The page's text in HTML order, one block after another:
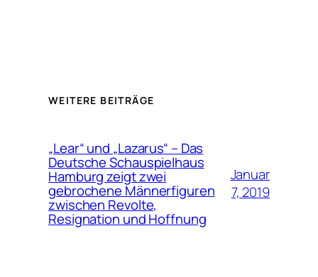
WEITERE BEITRÄGE
„Lear“ und „Lazarus“ – Das
Deutsche Schauspielhaus
Hamburg zeigt zwei
gebrochene Männerfiguren
zwischen Revolte,
Resignation und Hoffnung
Januar
7, 2019